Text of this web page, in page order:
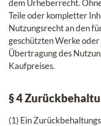
dem Urheberrecht.
Teile oder kompletter
Nutzungsrecht an den
geschützten Werke
Übertragung des
Kaufpreises.
§ 4
(1) Ein